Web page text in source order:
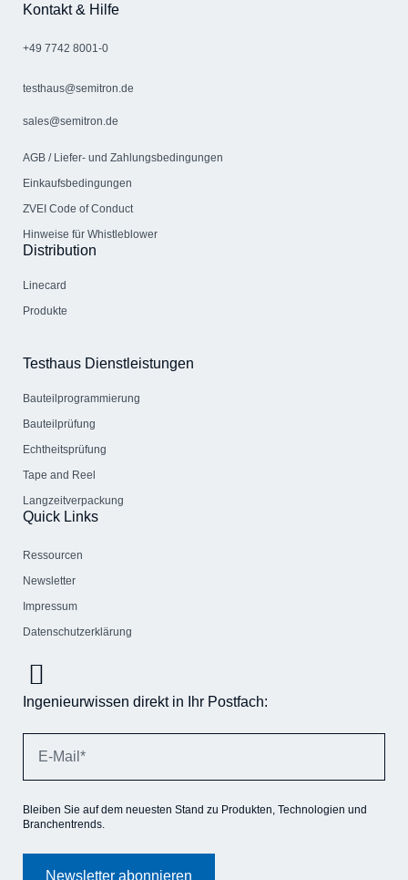
Kontakt & Hilfe
+49 7742 8001-0
testhaus@semitron.de
sales@semitron.de
AGB / Liefer- und Zahlungs­bedingungen
Einkaufsbedingungen
ZVEI Code of Conduct
Hinweise für Whistleblower
Distribution
Linecard
Produkte
Testhaus Dienstleistungen
Bauteil­programmierung
Bauteilprüfung
Echtheitsprüfung
Tape and Reel
Langzeitverpackung
Quick Links
Ressourcen
Newsletter
Impressum
Datenschutzerklärung
Ingenieurwissen direkt in Ihr Postfach:
Bleiben Sie auf dem neuesten Stand zu Produkten, Technologien und
Branchentrends.
Newsletter abonnieren